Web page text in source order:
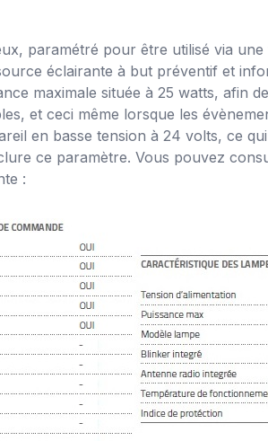
paramétré pour être utilisé via
éclairante à but préventif et
maximale située à 25 watts, afin
et ceci même lorsque les
en basse tension à 24 volts, ce
ce paramètre. Vous pouvez
: